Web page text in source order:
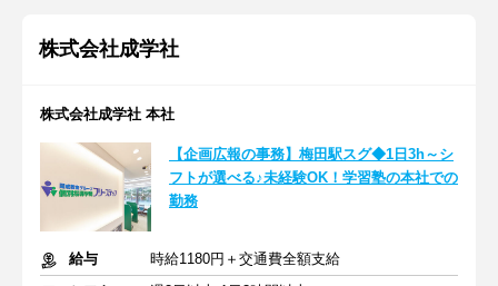
株式会社成学社
株式会社成学社 本社
【企画広報の事務】梅田駅スグ◆1日3h～シ
フトが選べる♪未経験OK！学習塾の本社での
勤務
給与
時給1180円＋交通費全額支給